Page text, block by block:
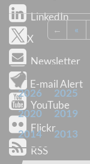
← «
ARCHIVIO
2026 2025
2020
2019
2014
2013
LinkedIn
X
Newsletter
E-mail Alert
YouTube
Flickr
RSS